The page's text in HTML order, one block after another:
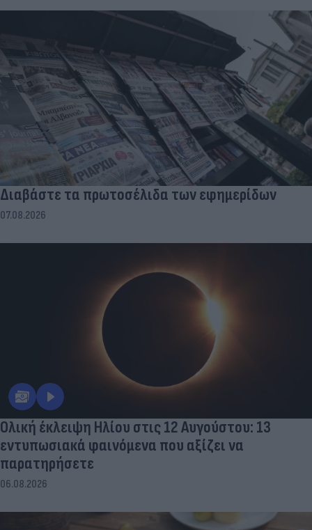
Διαβάστε τα πρωτοσέλιδα των εφημερίδων
07.08.2026
Ολική έκλειψη Ηλίου στις 12 Αυγούστου: 13
εντυπωσιακά φαινόμενα που αξίζει να
παρατηρήσετε
06.08.2026